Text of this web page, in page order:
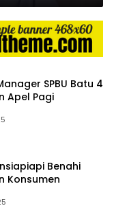
SPBU Batu 4
Apel Pagi
Benahi
Konsumen